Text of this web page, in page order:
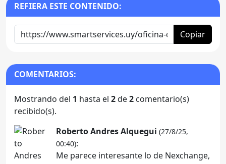
REFIERA ESTE CONTENIDO:
Copiar
COMENTARIOS:
Mostrando del 1 hasta el 2de2 comentario(s)
recibido(s).
Roberto Andres Alquegui (27/8/25,
00:40):
Me parece interesante lo de Nexchange,